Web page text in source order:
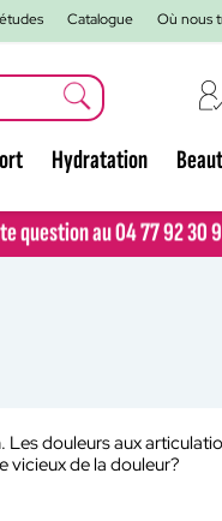
Catalogue Où nous
Hydratation
question au 04 77 92 30
question au 04 77 92 30
douleurs aux
vicieux de la douleur?